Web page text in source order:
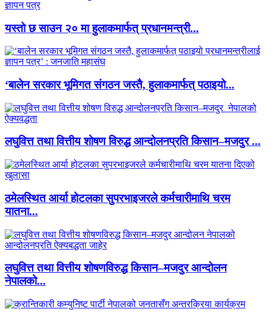
यस्तो छ साउन २० मा हुलाकमार्फत् प्रधानमन्त्री...
‘बालेन सरकार भूमिगत संगठन जस्तै, हुलाकमार्फत् पठाइयो...
लघुवित्त तथा वित्तीय शोषण विरुद्ध आन्दोलनप्रति किसान–मजदुर ...
ठमेलस्थित आर्या होटलका सुपरभाइजरले कर्मचारीमाथि चरम
यातना...
लघुवित्त तथा वित्तीय शोषणविरुद्ध किसान–मजदुर आन्दोलन
नेपालको...